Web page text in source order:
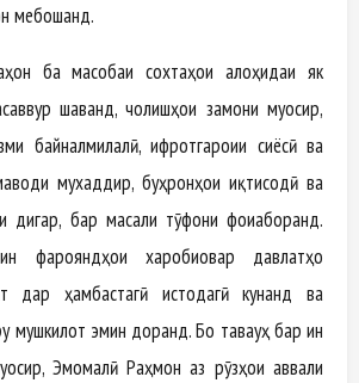
мебошанд.
ба масобаи сохтаҳои алоҳидаи як
шаванд, чолишҳои замони муосир,
байналмилалӣ, ифротгароии сиёсӣ ва
мухаддир, буҳронҳои иқтисодӣ ва
дигар, бар масали тӯфони фоҷиаборанд.
фарояндҳои харобиовар давлатҳо
дар ҳамбастагӣ истодагӣ кунанд ва
мушкилот эмин доранд. Бо таваҷҷуҳ бар ин
Эмомалӣ Раҳмон аз рӯзҳои аввали